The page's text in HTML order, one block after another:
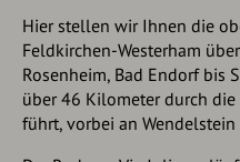
Hier stellen wir Ihnen die
Feldkirchen-Westerham
Rosenheim, Bad Endorf bis
über 46 Kilometer durch
führt, vorbei an Wendelstein